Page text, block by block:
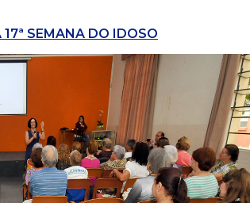
SEMANA DO IDOSO